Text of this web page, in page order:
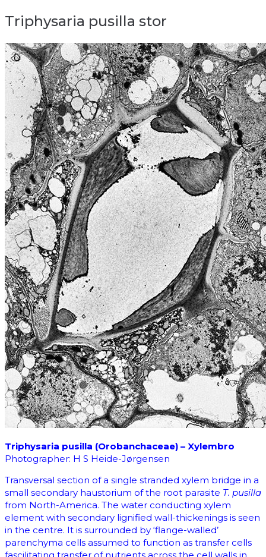
Triphysaria pusilla stor
Triphysaria pusilla (Orobanchaceae) – Xylembro
Photographer: H S Heide-Jørgensen
Transversal section of a single stranded xylem bridge in a
small secondary haustorium of the root parasite T. pusilla
from North-America. The water conducting xylem
element with secondary lignified wall-thickenings is seen
in the centre. It is surrounded by ‘flange-walled’
parenchyma cells assumed to function as transfer cells